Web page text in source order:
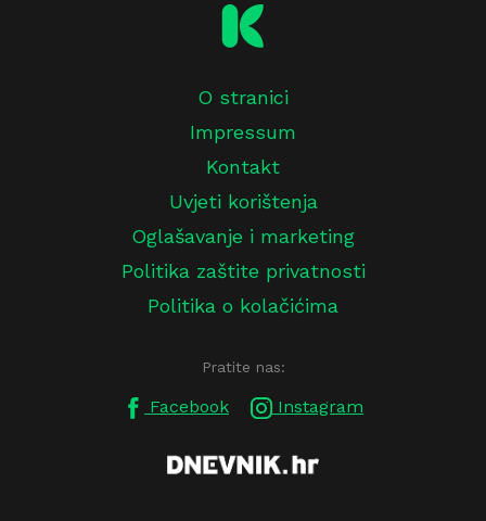
O stranici
Impressum
Kontakt
Uvjeti korištenja
Oglašavanje i marketing
Politika zaštite privatnosti
Politika o kolačićima
Pratite nas:
Facebook Instagram